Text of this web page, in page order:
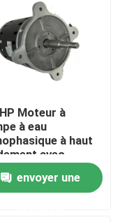
alternatif
monophasé
Moteur à
à eau
à haut
avec
du
envoyer une